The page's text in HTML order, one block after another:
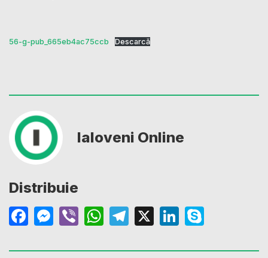
56-g-pub_665eb4ac75ccb Descarcă
Ialoveni Online
Distribuie
Facebook
Messenger
ViberWhatsApp
Telegram
X LinkedIn